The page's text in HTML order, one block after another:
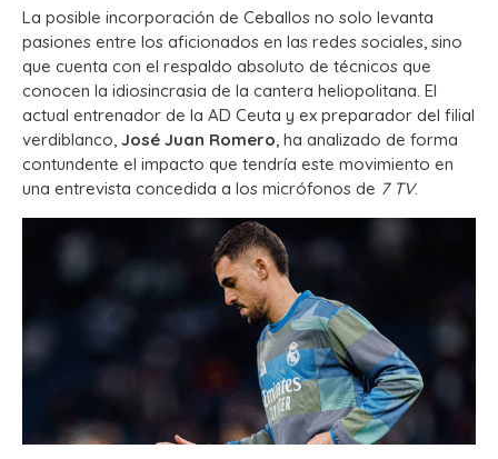
La posible incorporación de Ceballos no solo levanta
pasiones entre los aficionados en las redes sociales, sino
que cuenta con el respaldo absoluto de técnicos que
conocen la idiosincrasia de la cantera heliopolitana. El
actual entrenador de la AD Ceuta y ex preparador del filial
verdiblanco, José Juan Romero, ha analizado de forma
contundente el impacto que tendría este movimiento en
una entrevista concedida a los micrófonos de 7 TV.